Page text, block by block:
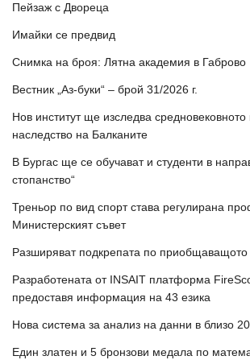
Пейзаж с Двореца
Имайки се предвид
Снимка на броя: Лятна академия в Габрово
Вестник „Аз-буки“ – брой 31/2026 г.
Нов институт ще изследва средновековното
наследство на Балканите
В Бургас ще се обучават и студенти в
стопанство“
Треньор по вид спорт става регулирана
Министерският съвет
Разширяват подкрепата по приобщаващото
Разработената от INSAIT платформа
предоставя информация на 43 езика
Нова система за анализ на данни в близо
Един златен и 5 бронзови медала по